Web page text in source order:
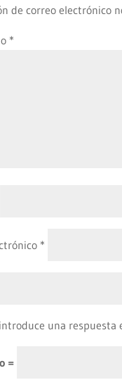
de correo electrónico
*
*
una respuesta
=